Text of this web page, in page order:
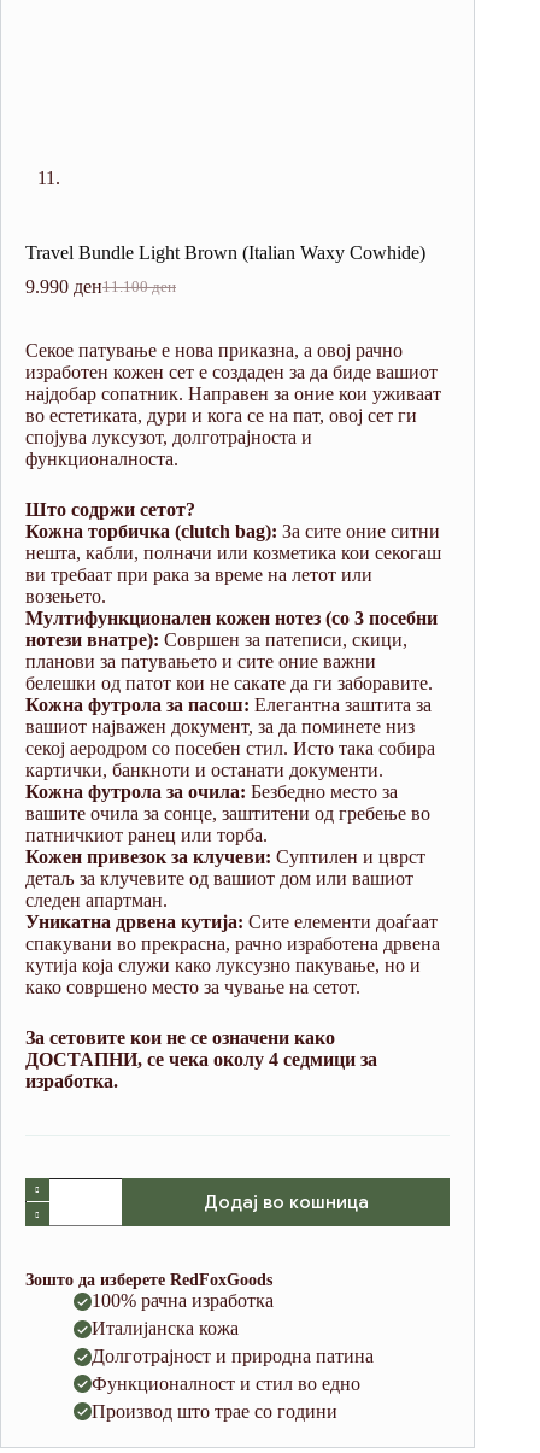
Travel Bundle Light Brown (Italian Waxy Cowhide)
11.100ден
Original
11.100 ден.
9.990 денCurrent
9.990 ден.
Секое патување е нова приказна, а овој рачно
изработен кожен сет е создаден за да биде вашиот
најдобар сопатник. Направен за оние кои уживаат
во естетиката, дури и кога се на пат, овој сет ги
спојува луксузот, долготрајноста и
функционалноста.
Што содржи сетот?
Кожна торбичка (clutch bag): За сите оние ситни
нешта, кабли, полначи или козметика кои секогаш
ви требаат при рака за време на летот или
возењето.
Мултифункционален кожен нотез (со 3 посебни
нотези внатре): Совршен за патеписи, скици,
планови за патувањето и сите оние важни
белешки од патот кои не сакате да ги заборавите.
Кожна футрола за пасош: Елегантна заштита за
вашиот најважен документ, за да поминете низ
секој аеродром со посебен стил. Исто така собира
картички, банкноти и останати документи.
Кожна футрола за очила: Безбедно место за
вашите очила за сонце, заштитени од гребење во
патничкиот ранец или торба.
Кожен привезок за клучеви: Суптилен и цврст
детаљ за клучевите од вашиот дом или вашиот
следен апартман.
Уникатна дрвена кутија: Сите елементи доаѓаат
спакувани во прекрасна, рачно изработена дрвена
кутија која служи како луксузно пакување, но и
како совршено место за чување на сетот.
За сетовите кои не се означени како
ДОСТАПНИ, се чека околу 4 седмици за
изработка.
Travel
Bundle
Light
(Italian
Waxy
Cowhide)
количина
Додај во кошница
Зошто да изберете RedFoxGoods
100% рачна изработка
Италијанска кожа
Долготрајност и природна патина
Функционалност и стил во едно
Производ што трае со години